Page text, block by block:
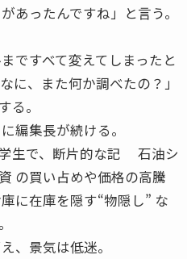
あったんですね」と言う。
ですべて変えてしまったと
、また何か調べたの？」
る。
編集長が続ける。
生で、断片的な記 石油シ
の買い占めや価格の高騰
に在庫を隠す“物隠し” な
、景気は低迷。